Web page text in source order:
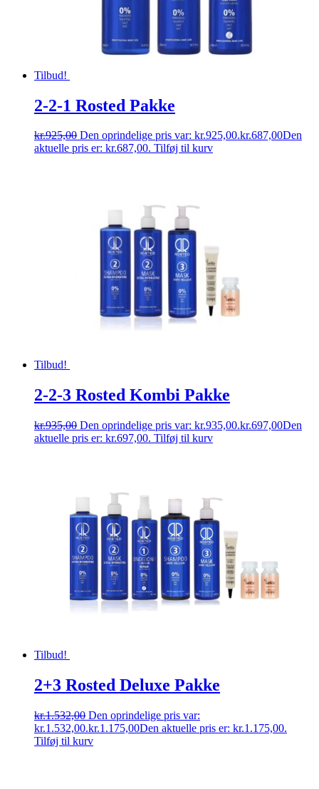
Tilbud!
2-2-1 Rosted Pakke
kr.925,00 Den oprindelige pris var: kr.925,00.kr.687,00Den
aktuelle pris er: kr.687,00. Tilføj til kurv
Tilbud!
2-2-3 Rosted Kombi Pakke
kr.935,00 Den oprindelige pris var: kr.935,00.kr.697,00Den
aktuelle pris er: kr.697,00. Tilføj til kurv
Tilbud!
2+3 Rosted Deluxe Pakke
kr.1.532,00 Den oprindelige pris var:
kr.1.532,00.kr.1.175,00Den aktuelle pris er: kr.1.175,00.
Tilføj til kurv